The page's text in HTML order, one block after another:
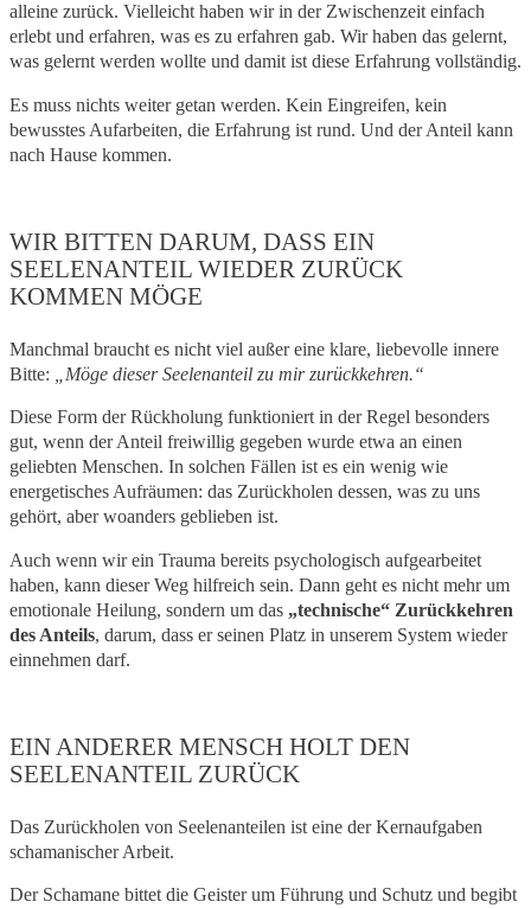
alleine zurück. Vielleicht haben wir in der Zwischenzeit einfach
erlebt und erfahren, was es zu erfahren gab. Wir haben das gelernt,
was gelernt werden wollte und damit ist diese Erfahrung vollständig.
Es muss nichts weiter getan werden. Kein Eingreifen, kein
bewusstes Aufarbeiten, die Erfahrung ist rund. Und der Anteil kann
nach Hause kommen.
WIR BITTEN DARUM, DASS EIN
SEELENANTEIL WIEDER ZURÜCK
KOMMEN MÖGE
Manchmal braucht es nicht viel außer eine klare, liebevolle innere
Bitte:
„Möge dieser Seelenanteil zu mir zurückkehren.“
Diese Form der Rückholung funktioniert in der Regel besonders
gut, wenn der Anteil freiwillig gegeben wurde etwa an einen
geliebten Menschen. In solchen Fällen ist es ein wenig wie
energetisches Aufräumen: das Zurückholen dessen, was zu uns
gehört, aber woanders geblieben ist.
Auch wenn wir ein Trauma bereits psychologisch aufgearbeitet
haben, kann dieser Weg hilfreich sein. Dann geht es nicht mehr um
emotionale Heilung, sondern um das „technische“ Zurückkehren
des Anteils, darum, dass er seinen Platz in unserem System wieder
einnehmen darf.
EIN ANDERER MENSCH HOLT DEN
SEELENANTEIL ZURÜCK
Das Zurückholen von Seelenanteilen ist eine der Kernaufgaben
schamanischer Arbeit.
Der Schamane bittet die Geister um Führung und Schutz und begibt